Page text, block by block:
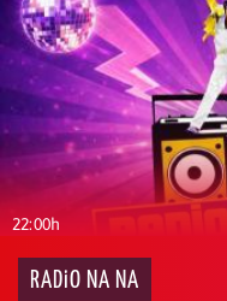
22:00h
RADiO NA NA